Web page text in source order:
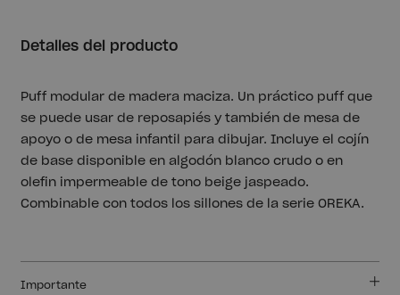
Detalles del producto
Puff modular de madera maciza. Un práctico puff que
se puede usar de reposapiés y también de mesa de
apoyo o de mesa infantil para dibujar. Incluye el cojín
de base disponible en algodón blanco crudo o en
olefin impermeable de tono beige jaspeado.
Combinable con todos los sillones de la serie OREKA.
Importante